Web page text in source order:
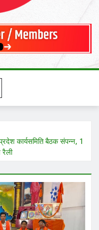
कार्यसमिति बैठक संपन्न, 1